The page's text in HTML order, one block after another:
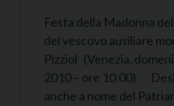
Festa della Madonna
del vescovo ausiliare
Pizziol (Venezia,
2010 – ore 10.00)
anche a nome del